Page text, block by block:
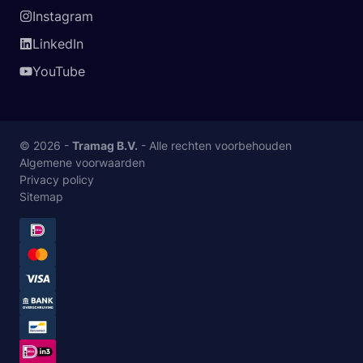
Instagram
LinkedIn
YouTube
© 2026 - Tramag B.V. - Alle rechten voorbehouden
Algemene voorwaarden
Privacy policy
Sitemap